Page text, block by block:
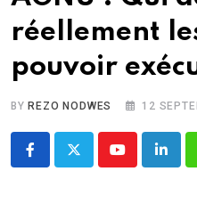
réellement
pouvoir
BY REZO NODWES 12
Youtube